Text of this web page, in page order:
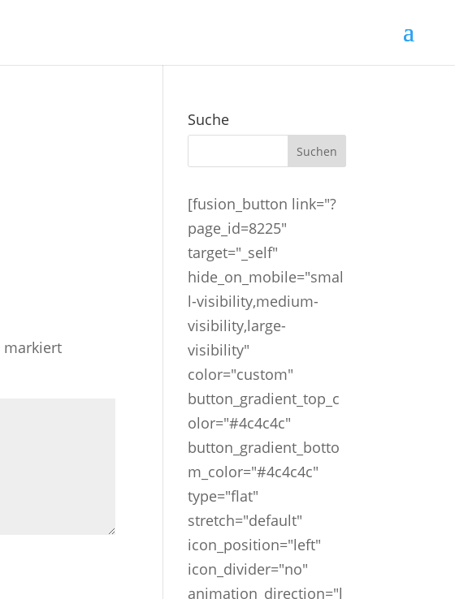
markiert
Suche
[fusion_button link="?
page_id=8225"
target="_self"
hide_on_mobile="smal
l-visibility,medium-
visibility,large-
visibility"
color="custom"
button_gradient_top_c
olor="#4c4c4c"
button_gradient_botto
m_color="#4c4c4c"
type="flat"
stretch="default"
icon_position="left"
icon_divider="no"
animation_direction="l